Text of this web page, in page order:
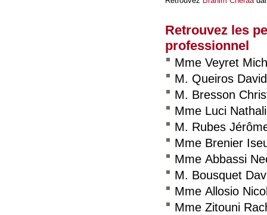
Retrouvez les
professionnel
Mme Veyret
M. Queiros David
M. Bresson
Mme Luci
M. Rubes
Mme Brenier
Mme Abbassi
M. Bousquet
Mme Allosio
Mme Zitouni